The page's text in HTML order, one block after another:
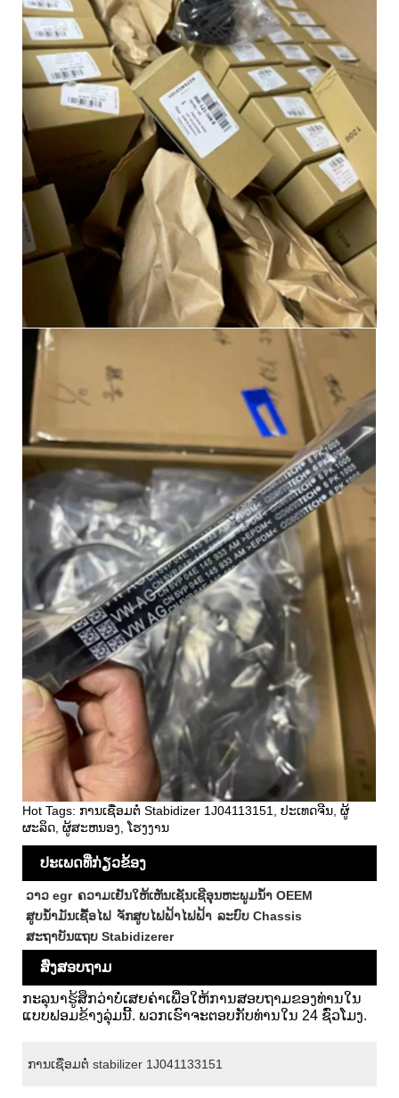
Hot Tags: ການເຊື່ອມຕໍ່ Stabidizer 1J04113151, ປະເທດຈີນ, ຜູ້
ຜະລິດ, ຜູ້ສະຫນອງ, ໂຮງງານ
ປະເພດທີ່ກ່ຽວຂ້ອງ
ວາວ egr ຄວາມເຢັນໃຫ້ເຫັນເຊັນເຊີອຸນຫະພູມນ້ໍາ OEEM
ສູບນ້ໍາມັນເຊື້ອໄຟ ຈັກສູບໄຟຟ້າໄຟຟ້າ ລະບົບ Chassis
ສະຖາບັນແຖບ Stabidizerer
ສົ່ງສອບຖາມ
ກະລຸນາຮູ້ສຶກວ່າບໍ່ເສຍຄ່າເພື່ອໃຫ້ການສອບຖາມຂອງທ່ານໃນ
ແບບຟອມຂ້າງລຸ່ມນີ້. ພວກເຮົາຈະຕອບກັບທ່ານໃນ 24 ຊົ່ວໂມງ.